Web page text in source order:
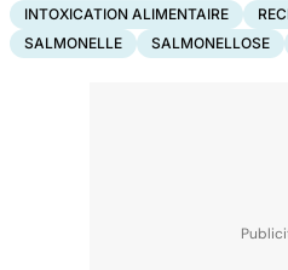
INTOXICATION ALIMENTAIRE
SALMONELLE
SALMONELLOSE